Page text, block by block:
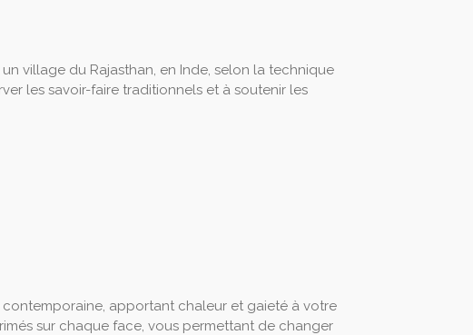
village du Rajasthan, en Inde, selon la technique
les savoir-faire traditionnels et à soutenir les
apportant chaleur et gaieté à votre
sur chaque face, vous permettant de changer